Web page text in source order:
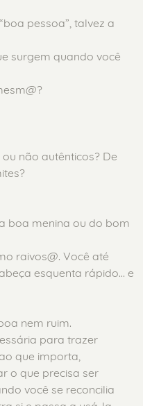
pessoa”, talvez a
surgem quando você
não autênticos? De
boa menina ou do bom
raivos@. Você até
esquenta rápido… e
nem ruim.
para trazer
que importa,
o que precisa ser
você se reconcilia